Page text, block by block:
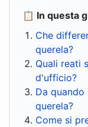
📋 In questa
Che
querela?
Quali reati
d'ufficio?
Da
querela?
Come si